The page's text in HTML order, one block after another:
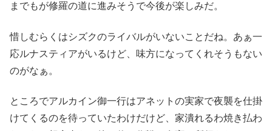
までもが修羅の道に進みそうで今後が楽しみだ。
惜しむらくはシズクのライバルがいないことだね。あぁ一
応ルナスティアがいるけど、味方になってくれそうもない
のがなぁ。
ところでアルカイン御一行はアネットの実家で夜襲を仕掛
けてくるのを待っていたわけだけど、家潰れるわ焼き払わ